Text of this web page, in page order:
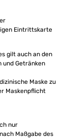
Eintrittskarte
gilt auch an den
und Getränken
Maske zu
Maskenpflicht
nur
Maßgabe des